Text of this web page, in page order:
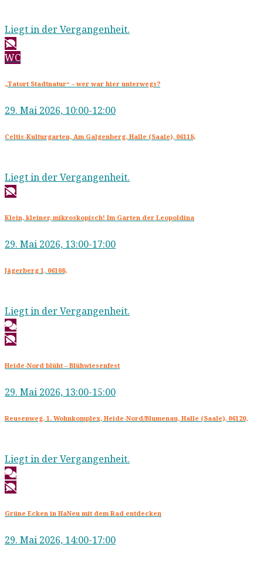
Liegt in der Vergangenheit.
WC
„Tatort Stadtnatur“ – wer war hier unterwegs?
29. Mai 2026, 10:00-12:00
Celtis-Kulturgarten, Am Galgenberg, Halle (Saale), 06118,
Liegt in der Vergangenheit.
Klein, kleiner, mikroskopisch! Im Garten der Leopoldina
29. Mai 2026, 13:00-17:00
Jägerberg 1, 06108,
Liegt in der Vergangenheit.
Heide-Nord blüht – Blühwiesenfest
29. Mai 2026, 13:00-15:00
Reusenweg, 1. Wohnkomplex, Heide-Nord/Blumenau, Halle (Saale), 06120,
Liegt in der Vergangenheit.
Grüne Ecken in HaNeu mit dem Rad entdecken
29. Mai 2026, 14:00-17:00